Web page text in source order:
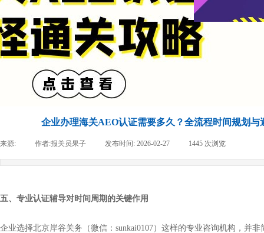
企业办理海关AEO认证需要多久？全流程时间规划与
来源: 作者:报关员果子 发布时间: 2026-02-27 1445 次浏览
五、专业认证辅导对时间周期的关键作用
企业选择北京岸谷关务（微信：sunkai0107）这样的专业咨询机构，并非